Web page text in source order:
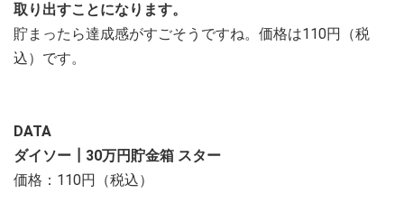
取り出すことになります。
貯まったら達成感がすごそうですね。価格は110円（税
込）です。
DATA
ダイソー┃30万円貯金箱 スター
価格：110円（税込）